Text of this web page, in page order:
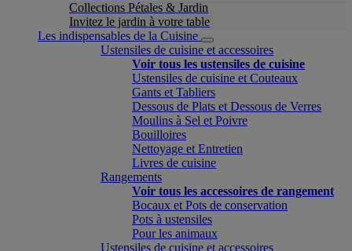
Collections Pétales & Jardin
Invitez le jardin à votre table
Les indispensables de la Cuisine
Ustensiles de cuisine et accessoires
Voir tous les ustensiles de cuisine
Ustensiles de cuisine et Couteaux
Gants et Tabliers
Dessous de Plats et Dessous de Verres
Moulins à Sel et Poivre
Bouilloires
Nettoyage et Entretien
Livres de cuisine
Rangements
Voir tous les accessoires de rangement
Bocaux et Pots de conservation
Pots à ustensiles
Pour les animaux
Ustensiles de cuisine et accessoires